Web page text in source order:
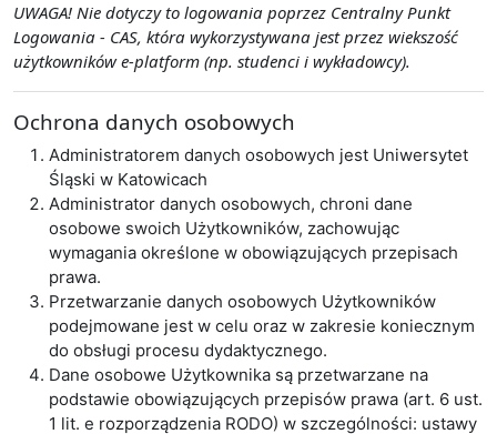
UWAGA! Nie dotyczy to logowania poprzez Centralny Punkt
Logowania - CAS, która wykorzystywana jest przez wiekszość
użytkowników e-platform (np. studenci i wykładowcy).
Ochrona danych osobowych
Administratorem danych osobowych jest Uniwersytet
Śląski w Katowicach
Administrator danych osobowych, chroni dane
osobowe swoich Użytkowników, zachowując
wymagania określone w obowiązujących przepisach
prawa.
Przetwarzanie danych osobowych Użytkowników
podejmowane jest w celu oraz w zakresie koniecznym
do obsługi procesu dydaktycznego.
Dane osobowe Użytkownika są przetwarzane na
podstawie obowiązujących przepisów prawa (art. 6 ust.
1 lit. e rozporządzenia RODO) w szczególności: ustawy